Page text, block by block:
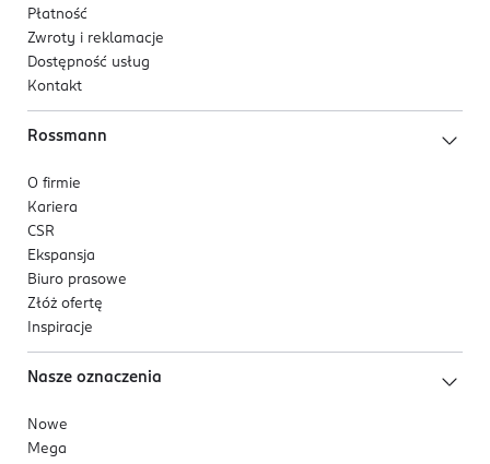
Płatność
Zwroty i reklamacje
Dostępność usług
Kontakt
Rossmann
O firmie
Kariera
CSR
Ekspansja
Biuro prasowe
Złóż ofertę
Inspiracje
Nasze oznaczenia
Nowe
Mega